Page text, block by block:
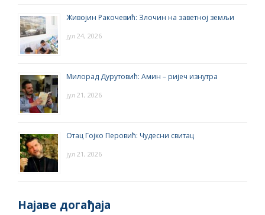
Живојин Ракочевић: Злочин на заветној земљи
јул 24, 2026
Милорад Дурутовић: Амин – ријеч изнутра
јул 21, 2026
Отац Гојко Перовић: Чудесни свитац
јул 21, 2026
Најаве догађаја